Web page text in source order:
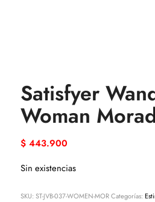
Satisfyer
Woman
$443.900
Sin existencias
SKU: ST-JVB-037-WOMEN-MOR Categorías: